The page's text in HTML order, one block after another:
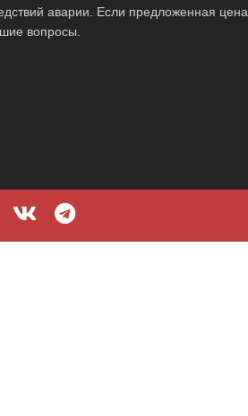
аварии. Если предложенная цена
вопросы.